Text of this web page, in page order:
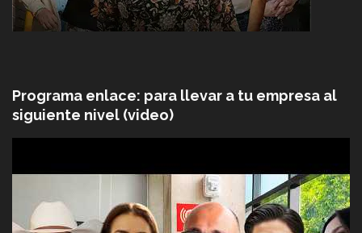
Programa enlace: para llevar a tu empresa al
siguiente nivel (video)